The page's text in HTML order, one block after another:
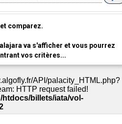
comparez.
va s'afficher et vous pourrez
vos critères...
API/palacity_HTML.php?
HTTP request failed!
/htdocs/billets/iata/vol-